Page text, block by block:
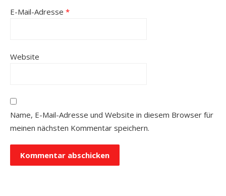
E-Mail-Adresse *
Website
Name, E-Mail-Adresse und Website in diesem Browser für
meinen nächsten Kommentar speichern.